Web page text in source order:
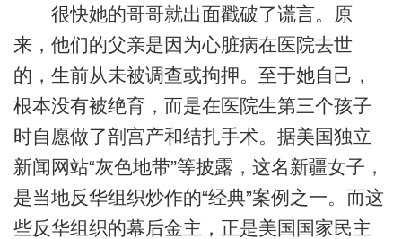
很快她的哥哥就出面戳破了谎言。原
来，他们的父亲是因为心脏病在医院去世
的，生前从未被调查或拘押。至于她自己，
根本没有被绝育，而是在医院生第三个孩子
时自愿做了剖宫产和结扎手术。据美国独立
新闻网站“灰色地带”等披露，这名新疆女子，
是当地反华组织炒作的“经典”案例之一。而这
些反华组织的幕后金主，正是美国国家民主